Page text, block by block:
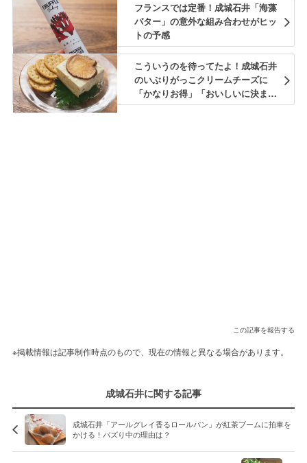
フランスでは定番！成城石井「海藻
バター」の意外な組み合わせがヒッ
トの予感
こういうのを待ってたよ！成城石井
のいぶりがっこクリームチーズに
「かなりお得」「おいしいに決まっ
てる」
この記事を報告する
※掲載情報は記事制作時点のもので、現在の情報と異なる場合があります。
成城石井に関する記事
成城石井「アールグレイ香るロールパン」が紅茶ブームに拍車を
かける！バズり中の理由は？